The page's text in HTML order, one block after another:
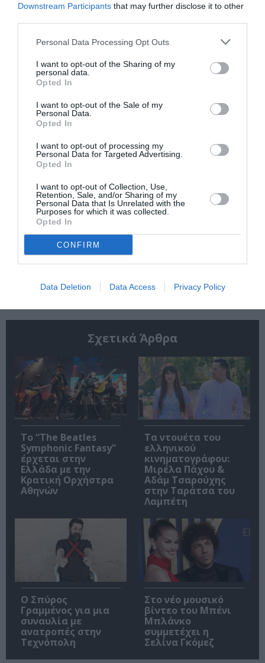
Downstream Participants that may further disclose it to other
Personal Data Processing Opt Outs
I want to opt-out of the Sharing of my
personal data.
Opted In
I want to opt-out of the Sale of my
Personal Data.
Opted In
I want to opt-out of processing my
Personal Data for Targeted Advertising.
Opted In
I want to opt-out of Collection, Use,
Retention, Sale, and/or Sharing of my
Personal Data that Is Unrelated with the
Purposes for which it was collected.
Opted In
CONFIRM
Data Deletion Data Access Privacy Policy
Δείτε όλα τατελευταία νέαγια την Τέχνη και τον
Πολιτισμό στοCulturenow.gr
Tags
JAZZ - BLUES - ETHNIC
ΣΥΝΑΥΛΙΕΣ 2023
ΧΡΙΣΤΟΥΓΕΝΝΙΑΤΙΚΕΣ ΕΚΔΗΛΩΣΕΙΣ 2023–2024
Newsletter
την Τέχνη και τον Πολιτισμό!
Σχετικά Άρθρα
Το “The Beatles
Symphonic Fantasy”
έρχεται στην
Ελλάδα με την
Κρατική Ορχήστρα
Αθηνών
Τα ντουέτα του
ελληνικού
κινηματογράφου:
Μιρέλα Πάχου &
Αδάμ Τσαρούχης
στην Ταράτσα του
Λαμπέτη
Ο Σπύρος
Γραμμένος για μια
συναυλία με
ανατροπές στην
Τεχνόπολη
Στο νέο μουσικό
βίντεο του Μπένι
Μπλάνκο
συμμετέχει η
Σελίνα Γκόμεζ